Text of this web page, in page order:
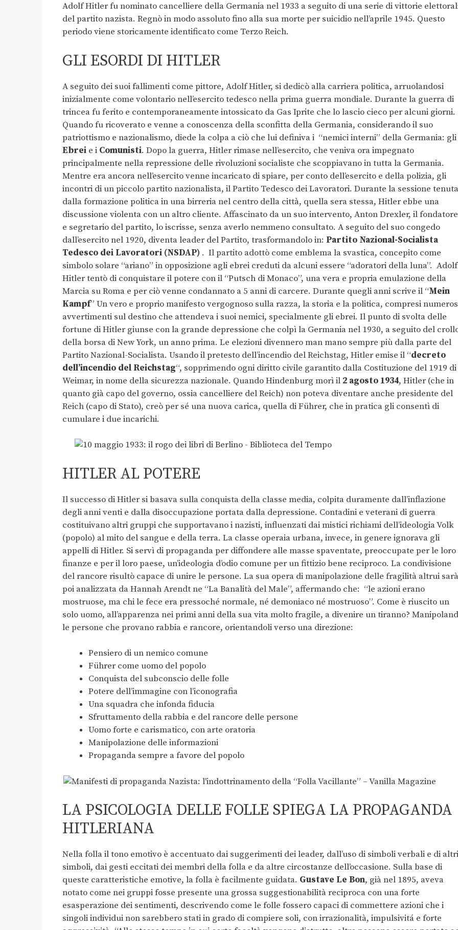
Adolf Hitler fu nominato cancelliere della Germania nel 1933 a seguito di una serie di vittorie
del partito nazista. Regnò in modo assoluto fino alla sua morte per suicidio nell’aprile 1945. Questo
periodo viene storicamente identificato come Terzo Reich.
GLI ESORDI DI HITLER
A seguito dei suoi fallimenti come pittore, Adolf Hitler, si dedicò alla carriera politica, arruolandosi
inizialmente come volontario nell’esercito tedesco nella prima guerra mondiale. Durante la guerra di
trincea fu ferito e contemporaneamente intossicato da Gas Iprite che lo lascio cieco per alcuni giorni.
Quando fu ricoverato e venne a conoscenza della sconfitta della Germania, considerando il suo
patriottismo e nazionalismo, diede la colpa a ciò che lui definiva i “nemici interni” della Germania: gli
Ebrei e i Comunisti. Dopo la guerra, Hitler rimase nell’esercito, che veniva ora impegnato
principalmente nella repressione delle rivoluzioni socialiste che scoppiavano in tutta la Germania.
Mentre era ancora nell’esercito venne incaricato di spiare, per conto dell’esercito e della polizia, gli
incontri di un piccolo partito nazionalista, il Partito Tedesco dei Lavoratori. Durante la sessione tenuta
dalla formazione politica in una birreria nel centro della città, quella sera stessa, Hitler ebbe una
discussione violenta con un altro cliente. Affascinato da un suo intervento, Anton Drexler, il fondatore
e segretario del partito, lo iscrisse, senza averlo nemmeno consultato. A seguito del suo congedo
dall’esercito nel 1920, diventa leader del Partito, trasformandolo in: Partito Nazional-Socialista
Tedesco dei Lavoratori (NSDAP) . Il partito adottò come emblema la svastica, concepito come
simbolo solare “ariano” in opposizione agli ebrei creduti da alcuni essere “adoratori della luna”. Adolf
Hitler tentò di conquistare il potere con il “Putsch di Monaco”, una vera e propria emulazione della
Marcia su Roma e per ciò venne condannato a 5 anni di carcere. Durante quegli anni scrive il “Mein
Kampf” Un vero e proprio manifesto vergognoso sulla razza, la storia e la politica, compresi
avvertimenti sul destino che attendeva i suoi nemici, specialmente gli ebrei. Il punto di svolta delle
fortune di Hitler giunse con la grande depressione che colpì la Germania nel 1930, a seguito del
della borsa di New York, un anno prima. Le elezioni divennero man mano sempre più dalla parte del
Partito Nazional-Socialista. Usando il pretesto dell’incendio del Reichstag, Hitler emise il “decreto
dell’incendio del Reichstag“, sopprimendo ogni diritto civile garantito dalla Costituzione del 1919 di
Weimar, in nome della sicurezza nazionale. Quando Hindenburg morì il 2 agosto 1934, Hitler (che in
quanto già capo del governo, ossia cancelliere del Reich) non poteva diventare anche presidente del
Reich (capo di Stato), creò per sé una nuova carica, quella di Führer, che in pratica gli consentì di
cumulare i due incarichi.
HITLER AL POTERE
Il successo di Hitler si basava sulla conquista della classe media, colpita duramente dall’inflazione
degli anni venti e dalla disoccupazione portata dalla depressione. Contadini e veterani di guerra
costituivano altri gruppi che supportavano i nazisti, influenzati dai mistici richiami dell’ideologia Volk
(popolo) al mito del sangue e della terra. La classe operaia urbana, invece, in genere ignorava gli
appelli di Hitler. Si servì di propaganda per diffondere alle masse spaventate, preoccupate per le loro
finanze e per il loro paese, un’ideologia d’odio comune per un fittizio bene reciproco. La condivisione
del rancore risultò capace di unire le persone. La sua opera di manipolazione delle fragilità altrui sarà
poi analizzata da Hannah Arendt ne “La Banalità del Male”, affermando che: “le azioni erano
mostruose, ma chi le fece era pressoché normale, né demoniaco né mostruoso”. Come è riuscito un
solo uomo, all’apparenza nei primi anni della sua vita molto fragile, a divenire un tiranno?
le persone che provano rabbia e rancore, orientandoli verso una direzione:
Pensiero di un nemico comune
Führer come uomo del popolo
Conquista del subconscio delle folle
Potere dell’immagine con l’iconografia
Una squadra che infonda fiducia
Sfruttamento della rabbia e del rancore delle persone
Uomo forte e carismatico, con arte oratoria
Manipolazione delle informazioni
Propaganda sempre a favore del popolo
LA PSICOLOGIA DELLE FOLLE SPIEGA LA PROPAGANDA
HITLERIANA
Nella folla il tono emotivo è accentuato dai suggerimenti dei leader, dall’uso di simboli verbali e di altri
simboli, dai gesti eccitati dei membri della folla e da altre circostanze dell’occasione. Sulla base di
queste caratteristiche emotive, la folla è facilmente guidata. Gustave Le Bon, già nel 1895, aveva
notato come nei gruppi fosse presente una grossa suggestionabilità reciproca con una forte
esasperazione dei sentimenti, descrivendo come le folle fossero capaci di commettere azioni che i
singoli individui non sarebbero stati in grado di compiere soli, con irrazionalità, impulsivitá e forte